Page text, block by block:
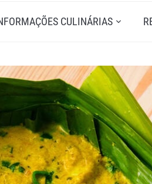
CULINÁRIAS